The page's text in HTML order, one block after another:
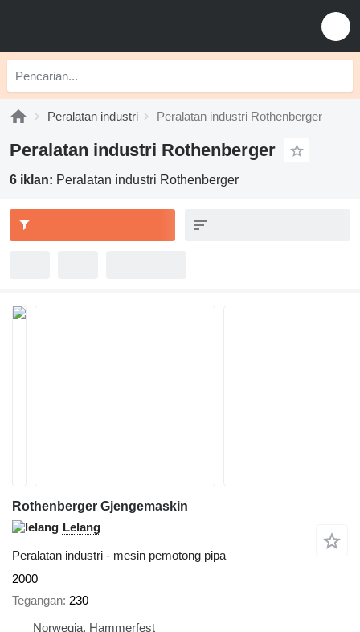
Peralatan industri Peralatan industri Rothenberger
Peralatan industri Rothenberger
6 iklan: Peralatan industri Rothenberger
Rothenberger Gjengemaskin
Lelang
Peralatan industri - mesin pemotong pipa
2000
Tegangan 230
Norwegia, Hammerfest